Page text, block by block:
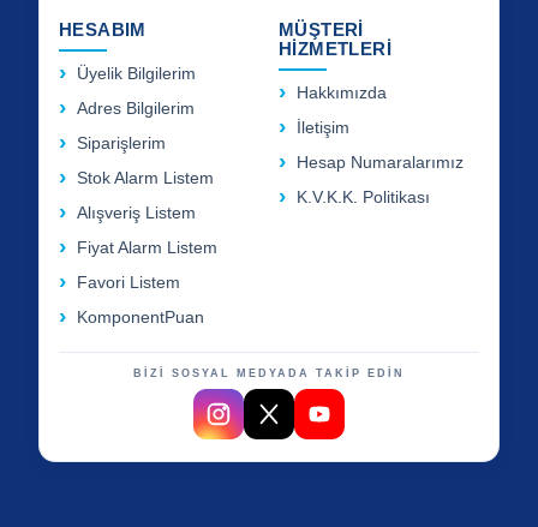
HESABIM
Üyelik Bilgilerim
Adres Bilgilerim
Siparişlerim
Stok Alarm Listem
Alışveriş Listem
Fiyat Alarm Listem
Favori Listem
KomponentPuan
MÜŞTERİ
HİZMETLERİ
Hakkımızda
İletişim
Hesap Numaralarımız
K.V.K.K. Politikası
BİZİ SOSYAL MEDYADA TAKİP EDİN